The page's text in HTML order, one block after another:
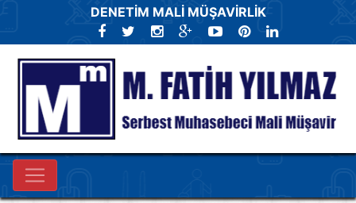
DENETİM MALİ MÜŞAVİRLİK